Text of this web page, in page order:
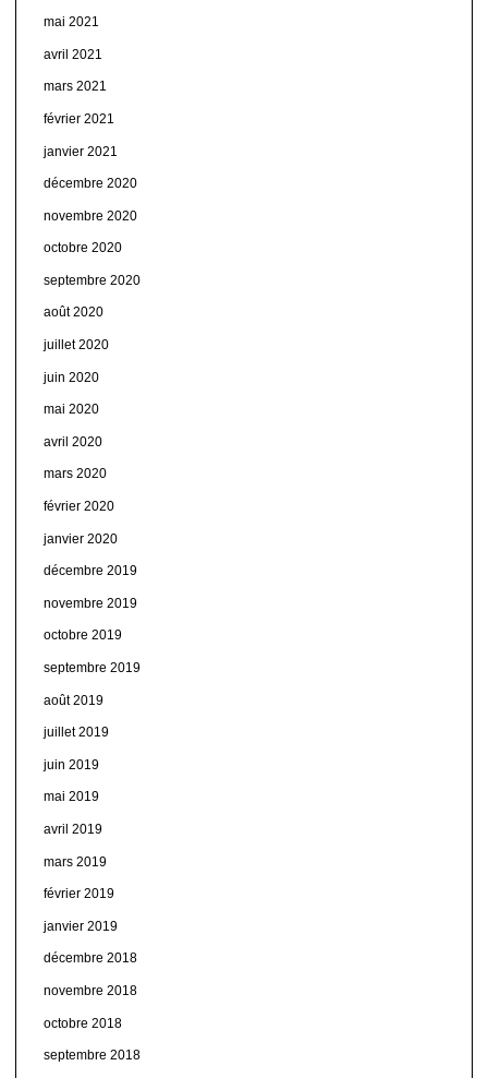
mai 2021
avril 2021
mars 2021
février 2021
janvier 2021
décembre 2020
novembre 2020
octobre 2020
septembre 2020
août 2020
juillet 2020
juin 2020
mai 2020
avril 2020
mars 2020
février 2020
janvier 2020
décembre 2019
novembre 2019
octobre 2019
septembre 2019
août 2019
juillet 2019
juin 2019
mai 2019
avril 2019
mars 2019
février 2019
janvier 2019
décembre 2018
novembre 2018
octobre 2018
septembre 2018